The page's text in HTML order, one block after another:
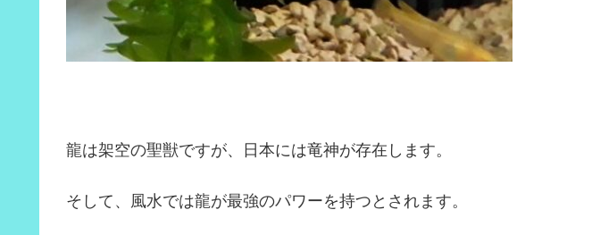
龍は架空の聖獣ですが、日本には竜神が存在します。
そして、風水では龍が最強のパワーを持つとされます。